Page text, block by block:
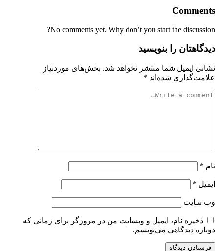
Comments
No comments yet. Why don’t you start the discussion?
دیدگاهتان را بنویسید
نشانی ایمیل شما منتشر نخواهد شد. بخش‌های موردنیاز
علامت‌گذاری شده‌اند *
نام *
ایمیل *
وب‌ سایت
ذخیره نام، ایمیل و وبسایت من در مرورگر برای زمانی که
دوباره دیدگاهی می‌نویسم.